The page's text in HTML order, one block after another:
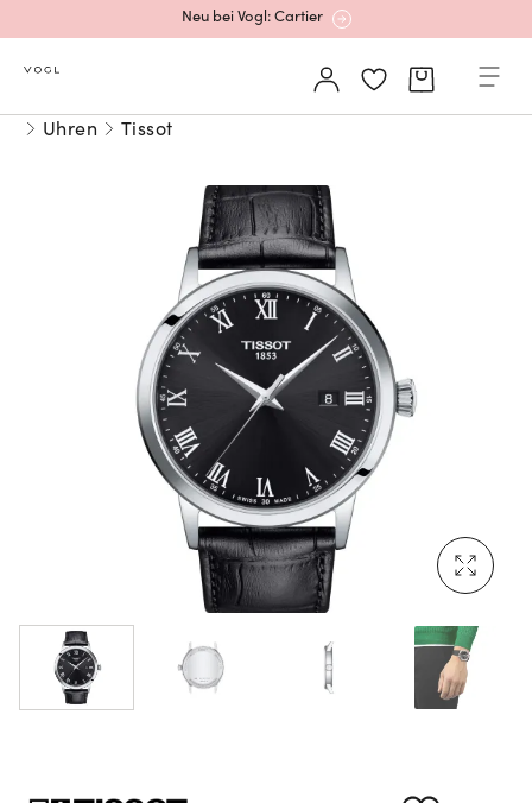
Neu bei Vogl: Cartier
Mehr erfahren: Ikonische Uhren von Cartier
Rolex Certified Pre-Owned entdecken
Neu bei Vogl: Uhren von Grand Seiko
Neu bei Vogl: Cartier
Mehr erfahren: Ikonische Uhren von Cartier
Rolex Certified Pre-Owned entdecken
Uhren Tissot